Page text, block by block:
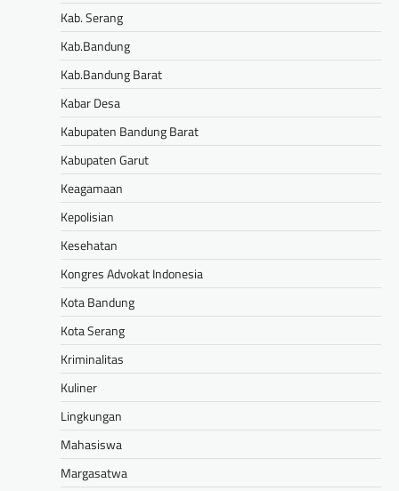
Kab. Serang
Kab.Bandung
Kab.Bandung Barat
Kabar Desa
Kabupaten Bandung Barat
Kabupaten Garut
Keagamaan
Kepolisian
Kesehatan
Kongres Advokat Indonesia
Kota Bandung
Kota Serang
Kriminalitas
Kuliner
Lingkungan
Mahasiswa
Margasatwa